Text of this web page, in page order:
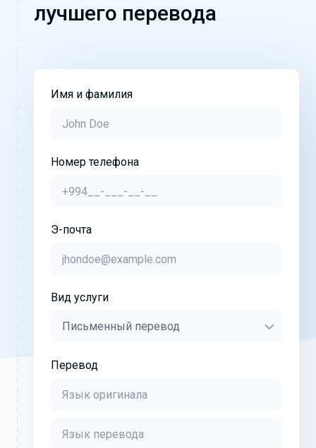
лучшего перевода
Имя и фамилия
Номер телефона
Э-почта
Вид услуги
Перевод